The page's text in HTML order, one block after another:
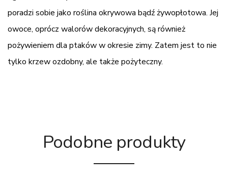
poradzi sobie jako roślina okrywowa bądź żywopłotowa. Jej
owoce, oprócz walorów dekoracyjnych, są również
pożywieniem dla ptaków w okresie zimy. Zatem jest to nie
tylko krzew ozdobny, ale także pożyteczny.
Podobne produkty